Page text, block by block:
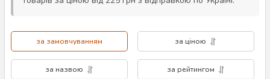
за замовчуванням за ціною
за назвою за рейтингом